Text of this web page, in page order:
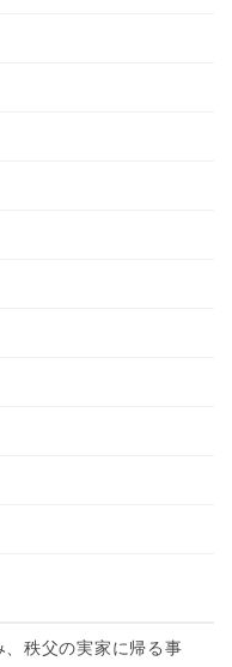
秩父の実家に帰る事